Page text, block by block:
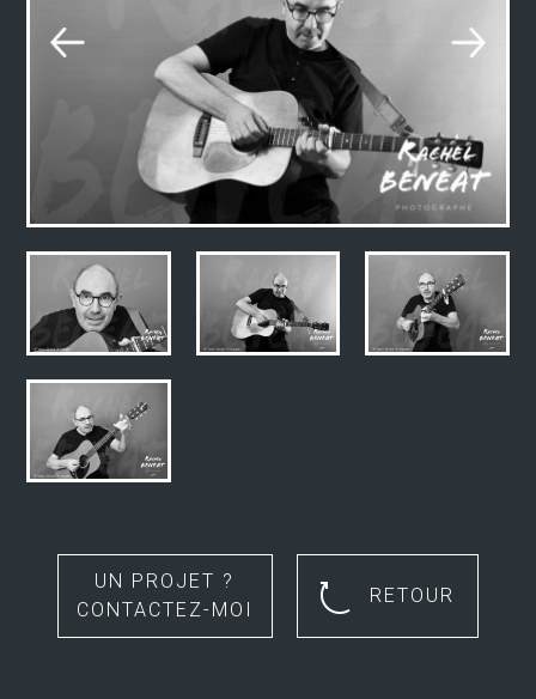
UN PROJET ?
CONTACTEZ-MOI
RETOUR